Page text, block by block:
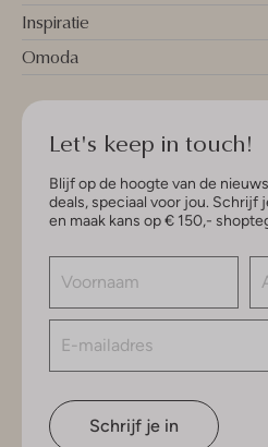
Inspiratie
Omoda
Let's keep in touch!
Blijf op de hoogte van de
deals, speciaal voor jou. Schrijf
en maak kans op € 150,-
Schrijf je in